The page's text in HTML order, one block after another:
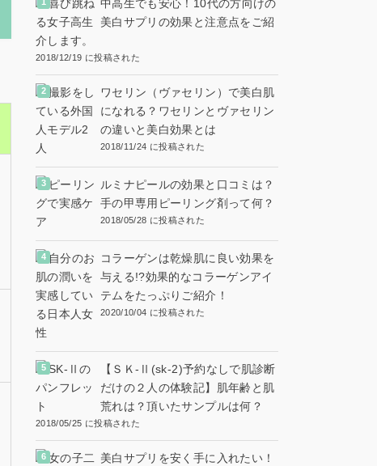
中高生でも安心！10代の方向けの
美白サプリの効果と注意点をご紹
介します。
2018/12/19 に投稿された
ワセリン（ヴァセリン）で美白肌
になれる？ワセリンとヴァセリン
の違いと美白効果とは
2018/11/24 に投稿された
ルミナピールの効果と口コミは？
手の甲専用ピーリング剤って何？
2018/05/28 に投稿された
コラーゲンは乾燥肌に良い効果を
与える!?効果的なコラーゲンアイ
テムをたっぷりご紹介！
2020/10/04 に投稿された
【ＳＫ-Ⅱ(sk-2)予約なしで肌診断
だけの２人の体験記】肌年齢と肌
荒れは？頂いたサンプルは何？
2018/05/25 に投稿された
美白サプリを安く手に入れたい！